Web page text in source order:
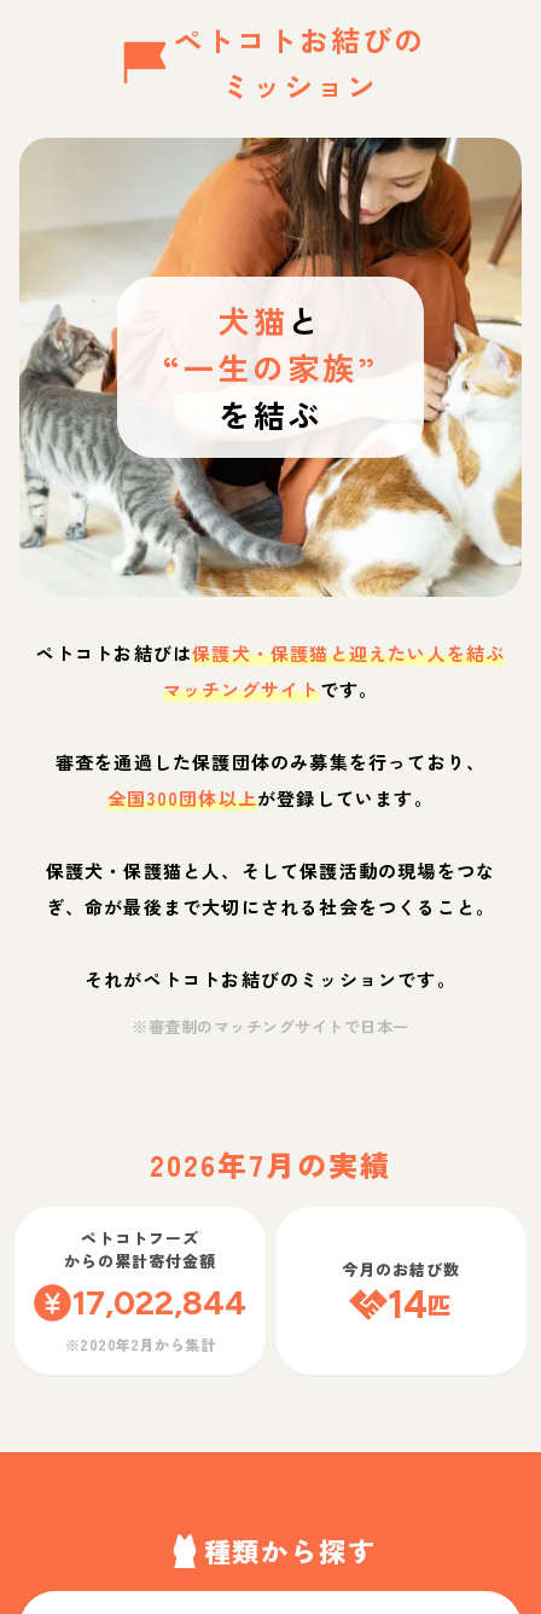
ペトコトお結びの
ミッション
犬猫 と
“一生の家族”
を結ぶ
ペトコトお結びは保護犬・保護猫と迎えたい人を結ぶ
マッチングサイトです。
審査を通過した保護団体のみ募集を行っており、
全国300団体以上が登録しています。
保護犬・保護猫と人、そして保護活動の現場をつな
ぎ、命が最後まで大切にされる社会をつくること。
それがペトコトお結びのミッションです。
※審査制のマッチングサイトで日本一
2026年7月の実績
ペトコトフーズ
からの累計寄付金額
17,022,844
※2020年2月から集計
今月のお結び数
14匹
種類から探す